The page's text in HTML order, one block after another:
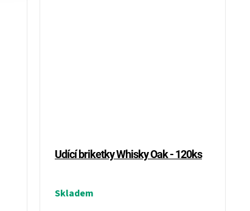
Udící briketky Whisky Oak - 120ks
Skladem